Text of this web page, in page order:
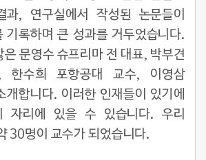
, 연구실에서 작성된 논문들이
기록하며 큰 성과를 거두었습니다.
은 문영수 슈프리마 전 대표, 박부견
한수희 포항공대 교수, 이영삼
개합니다. 이러한 인재들이 있기에
자리에 있을 수 있습니다. 우리
30명이 교수가 되었습니다.